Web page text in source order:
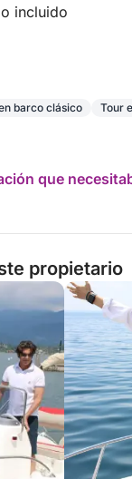
incluido
barco clásico Tour
que
propietario